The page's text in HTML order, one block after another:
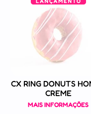
CX RING DONUTS
CREME
MAIS INFORMAÇÕES